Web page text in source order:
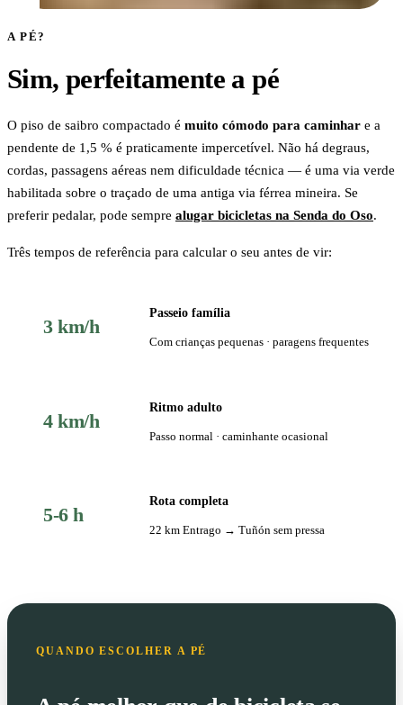
A PÉ?
Sim, perfeitamente a pé
O piso de saibro compactado é muito cómodo para caminhar e a
pendente de 1,5 % é praticamente impercetível. Não há degraus,
cordas, passagens aéreas nem dificuldade técnica — é uma via verde
habilitada sobre o traçado de uma antiga via férrea mineira. Se
preferir pedalar, pode sempre alugar bicicletas na Senda do Oso.
Três tempos de referência para calcular o seu antes de vir:
3 km/h
Passeio família
Com crianças pequenas · paragens frequentes
4 km/h
Ritmo adulto
Passo normal · caminhante ocasional
5-6 h
Rota completa
22 km Entrago → Tuñón sem pressa
QUANDO ESCOLHER A PÉ